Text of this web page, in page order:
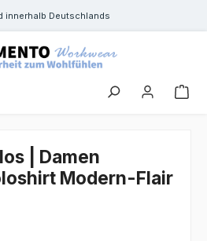
innerhalb Deutschlands
| Damen
Modern-Flair